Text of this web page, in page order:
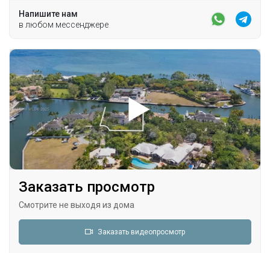
Напишите нам
в любом мессенджере
Заказать просмотр
Смотрите не выходя из дома
Заказать видеопросмотр